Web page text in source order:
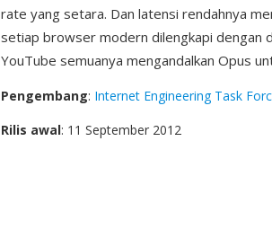
rate yang setara. Dan latensi rendahnya
setiap browser modern dilengkapi dengan
YouTube semuanya mengandalkan Opus
Pengembang: Internet Engineering Task
Rilis awal: 11 September 2012